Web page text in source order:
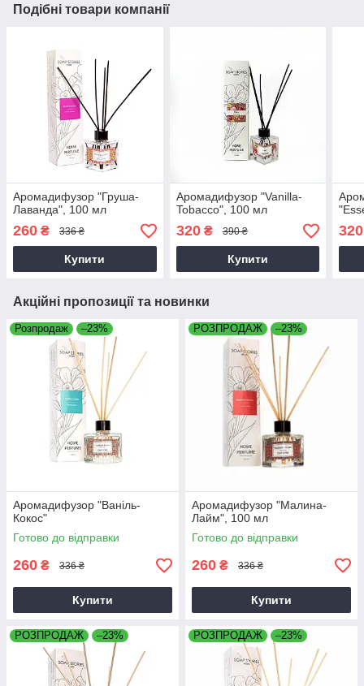
Подібні товари компанії
Аромадифузор "Груша-
Лаванда", 100 мл
260 ₴ 336 ₴
Купити
Аромадифузор "Vanilla-
Tobacco", 100 мл
320₴ 390 ₴
Купити
320
Акційні пропозиції та новинки
Розпродаж –23%
Аромадифузор "Ваніль-
Кокос"
Готово до відправки
260 ₴ 336 ₴
Купити
РОЗПРОДАЖ –23%
Аромадифузор "Малина-
Лайм", 100 мл
Готово до відправки
260 ₴ 336 ₴
Купити
РОЗПРОДАЖ –23% РОЗПРОДАЖ –23%